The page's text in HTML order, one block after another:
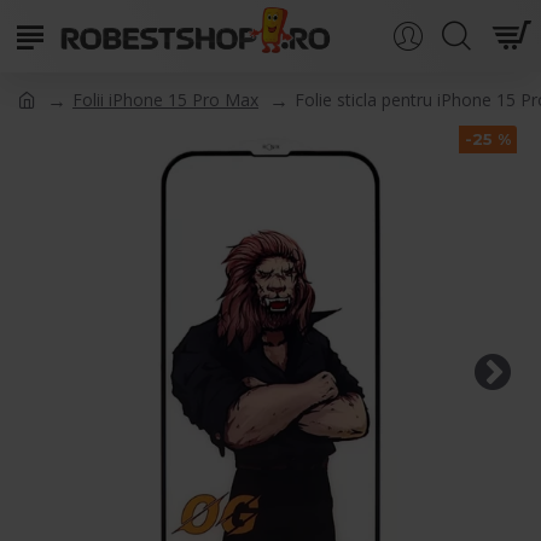
Folii iPhone 15 Pro Max Folie sticla pentru iPhone 15
-25 %